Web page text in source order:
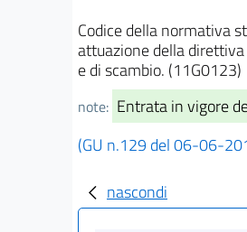
Codice della normativa
attuazione della
e di scambio. (11G0123)
note: Entrata in vigore
(GU n.129 del 06-06-
nascondi